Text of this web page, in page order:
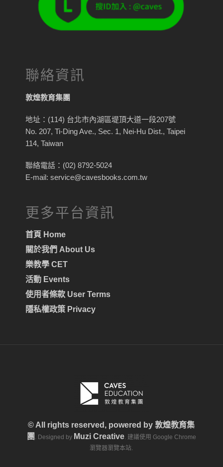
聯絡資訊
敦煌教育集團
地址：(114) 台北市內湖區堤頂大道一段207號
No. 207, Ti-Ding Ave., Sec. 1, Nei-Hu Dist., Taipei
114, Taiwan
聯絡電話：(02) 8792-5024
E-mail: service@cavesbooks.com.tw
更多平台資訊
首頁 Home
關於我們 About Us
樂教學 CET
活動 Events
使用者條款 User Terms
隱私權政策 Privacy
© All rights reserved, powered by敦煌教育集
團 . Designed by Muzi Creative. 建議使用 Google Chrome
瀏覽器瀏覽本站.